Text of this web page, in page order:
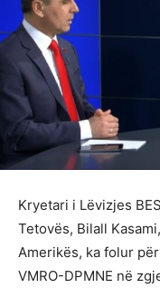
Kryetari i Lëvizjes
Tetovës, Bilall
Amerikës, ka folur
VMRO-DPMNE në